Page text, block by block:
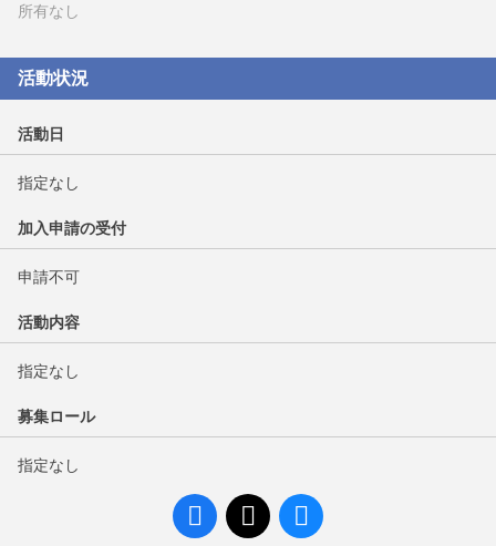
所有なし
活動状況
活動日
指定なし
加入申請の受付
申請不可
活動内容
指定なし
募集ロール
指定なし